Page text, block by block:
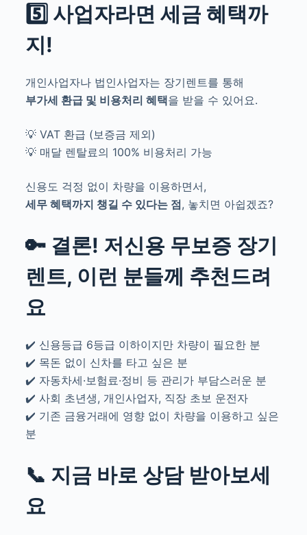
5️⃣ 사업자라면 세금 혜택까
지!
개인사업자나 법인사업자는 장기렌트를 통해
부가세 환급 및 비용처리 혜택을 받을 수 있어요.
💡 VAT 환급 (보증금 제외)
💡 매달 렌탈료의 100% 비용처리 가능
신용도 걱정 없이 차량을 이용하면서,
세무 혜택까지 챙길 수 있다는 점, 놓치면 아쉽겠죠?
🔑 결론! 저신용 무보증 장기
렌트, 이런 분들께 추천드려
요
✔️ 신용등급 6등급 이하이지만 차량이 필요한 분
✔️ 목돈 없이 신차를 타고 싶은 분
✔️ 자동차세·보험료·정비 등 관리가 부담스러운 분
✔️ 사회 초년생, 개인사업자, 직장 초보 운전자
✔️ 기존 금융거래에 영향 없이 차량을 이용하고 싶은
분
📞 지금 바로 상담 받아보세
요